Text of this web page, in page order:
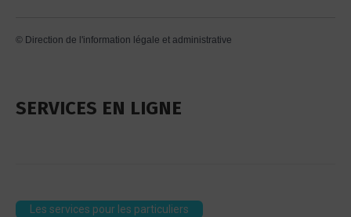
© Direction de l'information légale et administrative
SERVICES EN LIGNE
Les services pour les particuliers